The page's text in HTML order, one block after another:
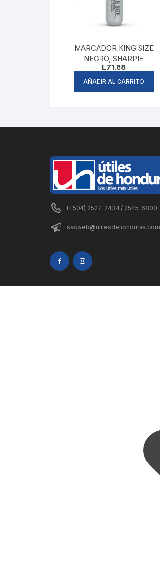
MARCADOR KING SIZE
NEGRO, SHARPIE
L71.88
AÑADIR AL CARRITO
(+504) 2527-2434 / 2545-6800
sacweb@utilesdehonduras.com